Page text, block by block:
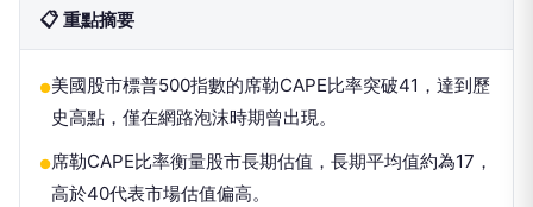
📋 重點摘要
●美國股市標普500指數的席勒CAPE比率突破41，達到歷
史高點，僅在網路泡沫時期曾出現。
●席勒CAPE比率衡量股市長期估值，長期平均值約為17，
高於40代表市場估值偏高。